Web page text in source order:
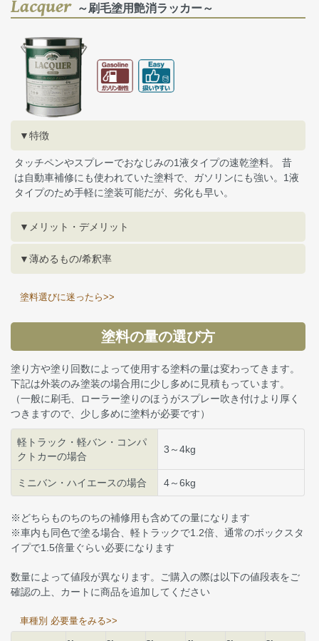
Lacquer～刷毛塗用艶消ラッカー～
▼特徴
タッチペンやスプレーでおなじみの1液タイプの速乾塗料。 昔
は自動車補修にも使われていた塗料で、ガソリンにも強い。1液
タイプのため手軽に塗装可能だが、劣化も早い。
▼メリット・デメリット
▼薄めるもの/希釈率
塗料選びに迷ったら>>
塗料の量の選び方
塗り方や塗り回数によって使用する塗料の量は変わってきます。
下記は外装のみ塗装の場合用に少し多めに見積もっています。
（一般に刷毛、ローラー塗りのほうがスプレー吹き付けより厚く
つきますので、少し多めに塗料が必要です）
軽トラック・軽バン・コンパ
クトカーの場合
3～4kg
ミニバン・ハイエースの場合 4～6kg
※どちらものちのちの補修用も含めての量になります
※車内も同色で塗る場合、軽トラックで1.2倍、通常のボックスタ
イプで1.5倍量ぐらい必要になります
数量によって値段が異なります。ご購入の際は以下の値段表をご
確認の上、カートに商品を追加してください
車種別 必要量をみる>>